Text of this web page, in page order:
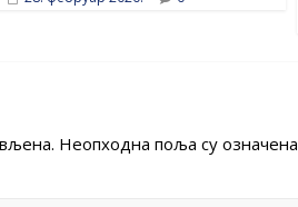
Неопходна поља су означена